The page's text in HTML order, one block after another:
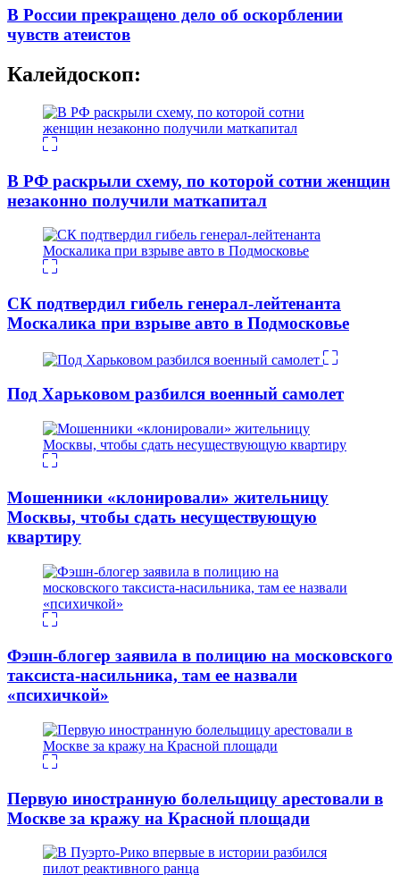
В России прекращено дело об оскорблении
чувств атеистов
Калейдоскоп:
В РФ раскрыли схему, по которой сотни женщин
незаконно получили маткапитал
СК подтвердил гибель генерал-лейтенанта
Москалика при взрыве авто в Подмосковье
Под Харьковом разбился военный самолет
Мошенники «клонировали» жительницу
Москвы, чтобы сдать несуществующую
квартиру
Фэшн-блогер заявила в полицию на московского
таксиста-насильника, там ее назвали
«психичкой»
Первую иностранную болельщицу арестовали в
Москве за кражу на Красной площади